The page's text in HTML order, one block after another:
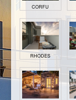
CORFU
RHODES